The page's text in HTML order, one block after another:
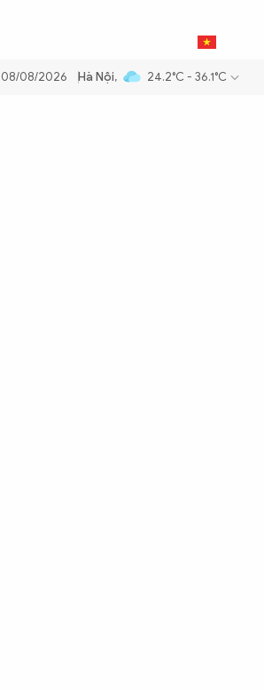
năng lượng quốc gia Thực hiện Nghị
08/08/2026 Hà Nội, 24.2°C - 36.1°C